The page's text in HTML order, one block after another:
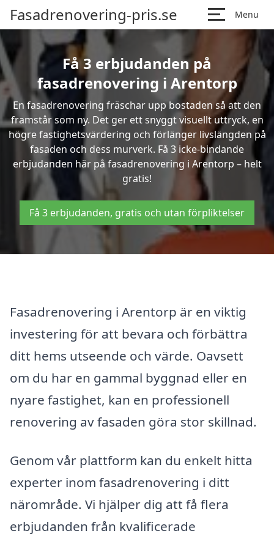
Fasadrenovering-pris.se Menu
Få 3 erbjudanden på
fasadrenovering i Arentorp
En fasadrenovering fräschar upp bostaden så att den
framstår som ny. Det ger ett snyggt visuellt uttryck, en
högre fastighetsvärdering och förlänger livslängden på
fasaden och dess murverk. Få 3 icke-bindande
erbjudanden här på fasadrenovering i Arentorp – helt
gratis!
Få 3 erbjudanden, gratis och utan förpliktelser
Fasadrenovering i Arentorp är en viktig
investering för att bevara och förbättra
ditt hems utseende och värde. Oavsett
om du har en gammal byggnad eller en
nyare fastighet, kan en professionell
renovering av fasaden göra stor skillnad.
Genom vår plattform kan du enkelt hitta
experter inom fasadrenovering i ditt
närområde. Vi hjälper dig att få flera
erbjudanden från kvalificerade